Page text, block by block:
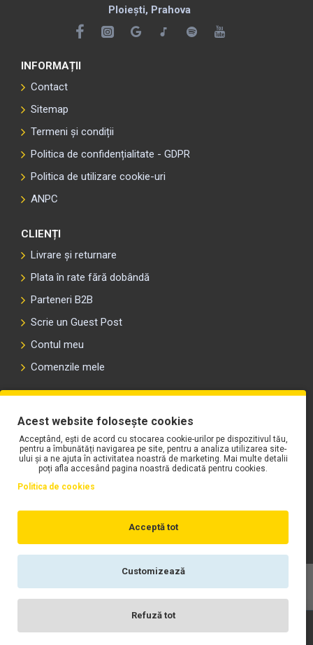
Ploiești, Prahova
INFORMAȚII
Contact
Sitemap
Termeni și condiții
Politica de confidențialitate - GDPR
Politica de utilizare cookie-uri
ANPC
CLIENȚI
Livrare și returnare
Plata în rate fără dobândă
Parteneri B2B
Scrie un Guest Post
Contul meu
Comenzile mele
Copyright © WORK Motors
Acest website folosește cookies
Acceptând, ești de acord cu stocarea cookie-urilor pe dispozitivul tău,
pentru a îmbunătăți navigarea pe site, pentru a analiza utilizarea site-
ului și a ne ajuta în activitatea noastră de marketing. Mai multe detalii
poți afla accesând pagina noastră dedicată pentru cookies.
Politica de cookies
Acceptă tot
Customizează
Refuză tot